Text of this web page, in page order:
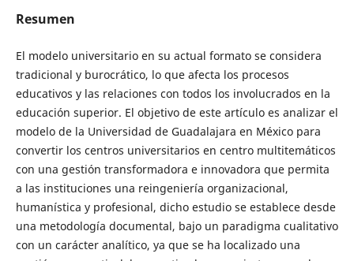
Resumen
El modelo universitario en su actual formato se considera
tradicional y burocrático, lo que afecta los procesos
educativos y las relaciones con todos los involucrados en la
educación superior. El objetivo de este artículo es analizar el
modelo de la Universidad de Guadalajara en México para
convertir los centros universitarios en centro multitemáticos
con una gestión transformadora e innovadora que permita
a las instituciones una reingeniería organizacional,
humanística y profesional, dicho estudio se establece desde
una metodología documental, bajo un paradigma cualitativo
con un carácter analítico, ya que se ha localizado una